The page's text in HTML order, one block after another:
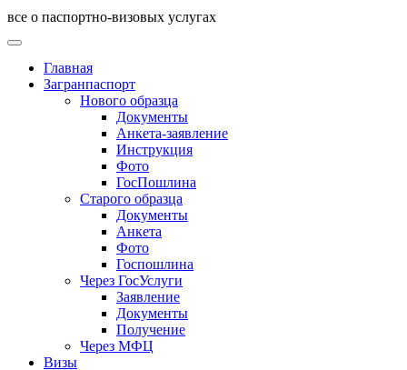
все о паспортно-визовых услугах
Главная
Загранпаспорт
Нового образца
Документы
Анкета-заявление
Инструкция
Фото
ГосПошлина
Старого образца
Документы
Анкета
Фото
Госпошлина
Через ГосУслуги
Заявление
Документы
Получение
Через МФЦ
Визы